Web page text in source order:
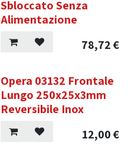
Sbloccato Senza
Alimentazione
78,72€
Opera 03132 Frontale
Lungo 250x25x3mm
Reversibile Inox
12,00€